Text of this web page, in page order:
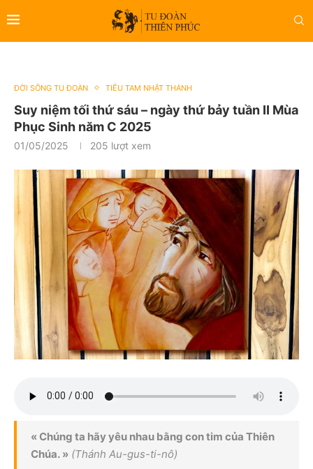
ĐỜI SỐNG TU ĐOÀN TIỂU TAM NHẬT THÁNH
Suy niệm tối thứ sáu – ngày thứ bảy tuần II Mùa
Phục Sinh năm C 2025
01/05/2025 205 lượt xem
« Chúng ta hãy yêu nhau bằng con tim của Thiên
Chúa. » (Thánh Au-gus-ti-nô)